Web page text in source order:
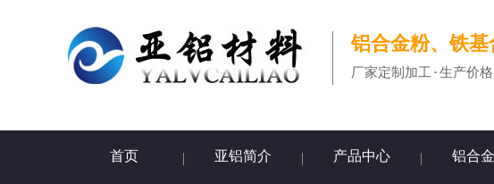
铝合金粉、铁
厂家定制加工·生产价
首页 亚铝简介 产品中心 铝合